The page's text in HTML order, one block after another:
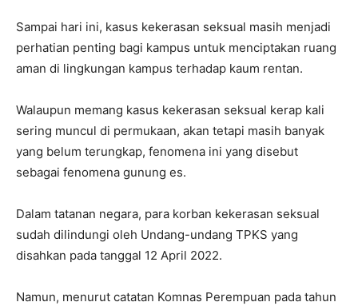
Sampai hari ini, kasus kekerasan seksual masih menjadi
perhatian penting bagi kampus untuk menciptakan ruang
aman di lingkungan kampus terhadap kaum rentan.
Walaupun memang kasus kekerasan seksual kerap kali
sering muncul di permukaan, akan tetapi masih banyak
yang belum terungkap, fenomena ini yang disebut
sebagai fenomena gunung es.
Dalam tatanan negara, para korban kekerasan seksual
sudah dilindungi oleh Undang-undang TPKS yang
disahkan pada tanggal 12 April 2022.
Namun, menurut catatan Komnas Perempuan pada tahun